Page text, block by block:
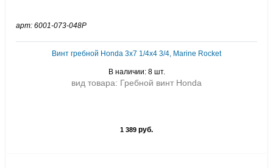
арт: 6001-073-048P
Винт гребной Honda 3x7 1/4x4 3/4, Marine Rocket
В наличии: 8 шт.
вид товара: Гребной винт Honda
1 389 руб.